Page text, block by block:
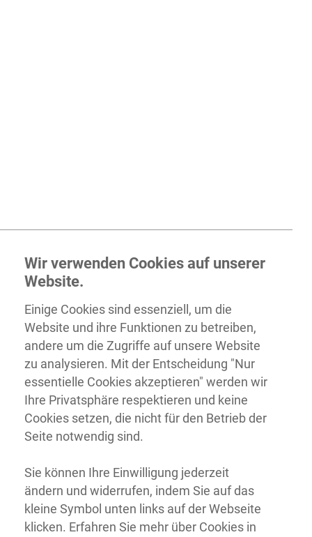
Wir verwenden Cookies auf unserer
Website.
Einige Cookies sind essenziell, um die
Website und ihre Funktionen zu betreiben,
andere um die Zugriffe auf unsere Website
zu analysieren. Mit der Entscheidung "Nur
essentielle Cookies akzeptieren" werden wir
Ihre Privatsphäre respektieren und keine
Cookies setzen, die nicht für den Betrieb der
Seite notwendig sind.
Sie können Ihre Einwilligung jederzeit
ändern und widerrufen, indem Sie auf das
kleine Symbol unten links auf der Webseite
klicken. Erfahren Sie mehr über Cookies in